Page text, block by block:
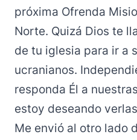
próxima Ofrenda
Norte. Quizá Dios te
de tu iglesia para ir a
ucranianos.
responda Él a
estoy deseando
Me envió al otro lado